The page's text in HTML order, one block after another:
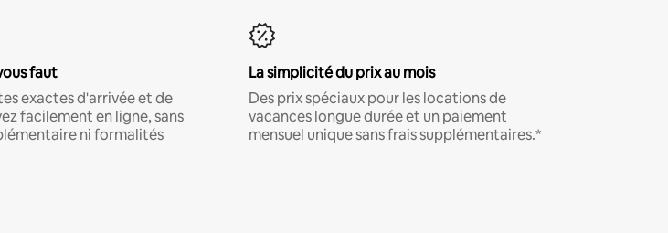
faut
exactes d'arrivée et de
facilement en ligne, sans
ni formalités
La simplicité du prix au mois
Des prix spéciaux pour les locations de
vacances longue durée et un paiement
mensuel unique sans frais supplémentaires.*